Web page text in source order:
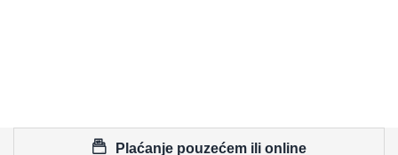
Plaćanje pouzećem ili online